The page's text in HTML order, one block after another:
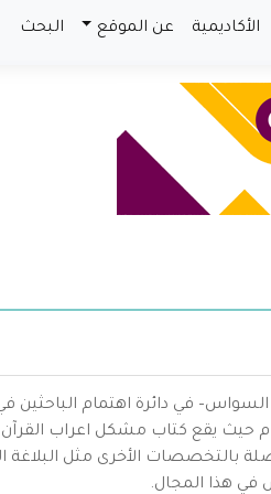
الأكاديمية عن الموقع البحث
في دائرة اهتمام الباحثين
حيث يقع كتاب مشكل اعراب القرآن
بالتخصصات الأخرى مثل البلاغة
في هذا المجال.